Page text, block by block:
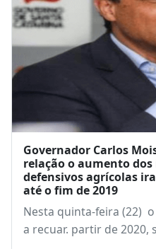
Governador Carlos
relação o aumento
defensivos agrícolas
até o fim de 2019
Nesta quinta-feira (22)
a recuar. partir de